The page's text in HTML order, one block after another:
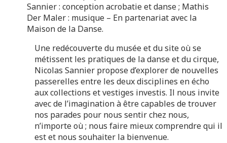
Sannier : conception acrobatie et danse ; Mathis
Der Maler : musique – En partenariat avec la
Maison de la Danse.
Une redécouverte du musée et du site où se
métissent les pratiques de la danse et du cirque,
Nicolas Sannier propose d’explorer de nouvelles
passerelles entre les deux disciplines en écho
aux collections et vestiges investis. Il nous invite
avec de l’imagination à être capables de trouver
nos parades pour nous sentir chez nous,
n’importe où ; nous faire mieux comprendre qui il
est et nous souhaiter la bienvenue.